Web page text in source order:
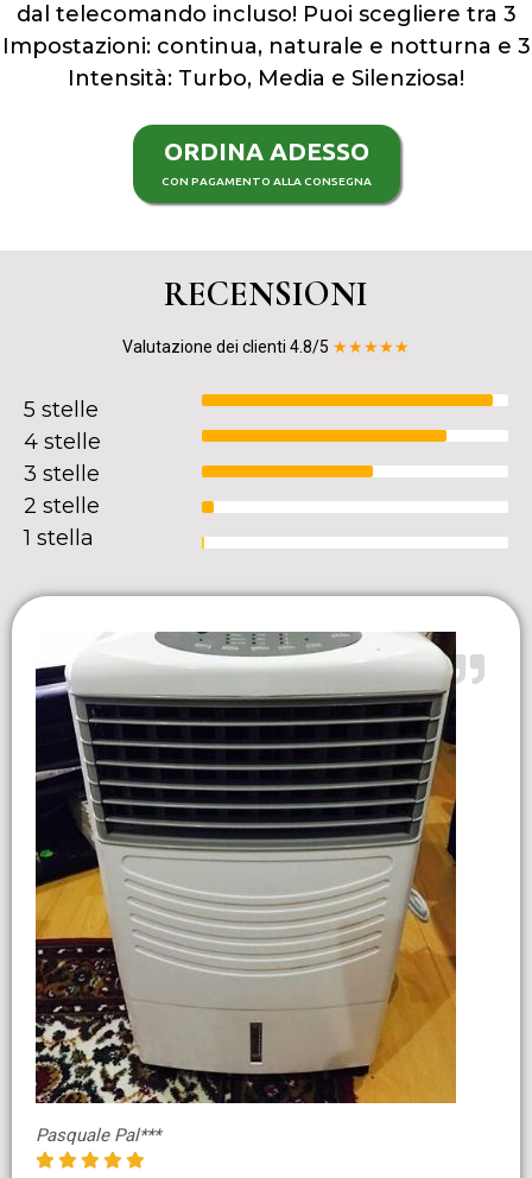
dal telecomando incluso! Puoi scegliere tra 3
Impostazioni: continua, naturale e notturna e 3
Intensità: Turbo, Media e Silenziosa!
ORDINA ADESSO
CON PAGAMENTO ALLA CONSEGNA
RECENSIONI
Valutazione dei clienti 4.8/5 ★★★★★
5 stelle
4 stelle
3 stelle
2 stelle
1 stella
Pasquale Pal***